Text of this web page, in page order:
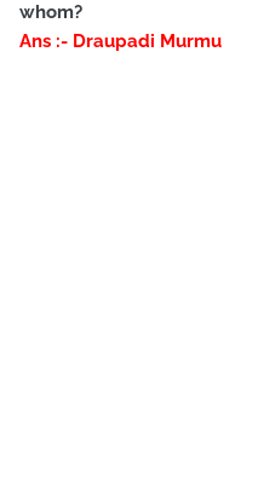
whom?
Ans :- Draupadi Murmu